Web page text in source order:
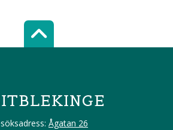
Scroll top of
Ågatan 26